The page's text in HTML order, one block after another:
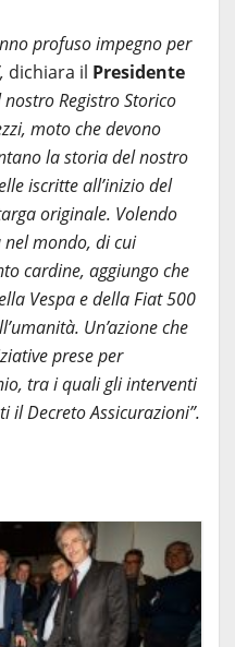
profuso impegno per
dichiara il Presidente
nostro Registro Storico
moto che devono
la storia del nostro
iscritte all’inizio del
originale. Volendo
mondo, di cui
cardine, aggiungo che
Vespa e della Fiat 500
Un’azione che
prese per
tra i quali gli interventi
Decreto Assicurazioni”.